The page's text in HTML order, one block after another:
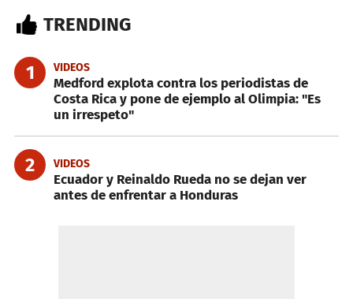
TRENDING
1 VIDEOS
Medford explota contra los periodistas de
Costa Rica y pone de ejemplo al Olimpia: "Es
un irrespeto"
2 VIDEOS
Ecuador y Reinaldo Rueda no se dejan ver
antes de enfrentar a Honduras